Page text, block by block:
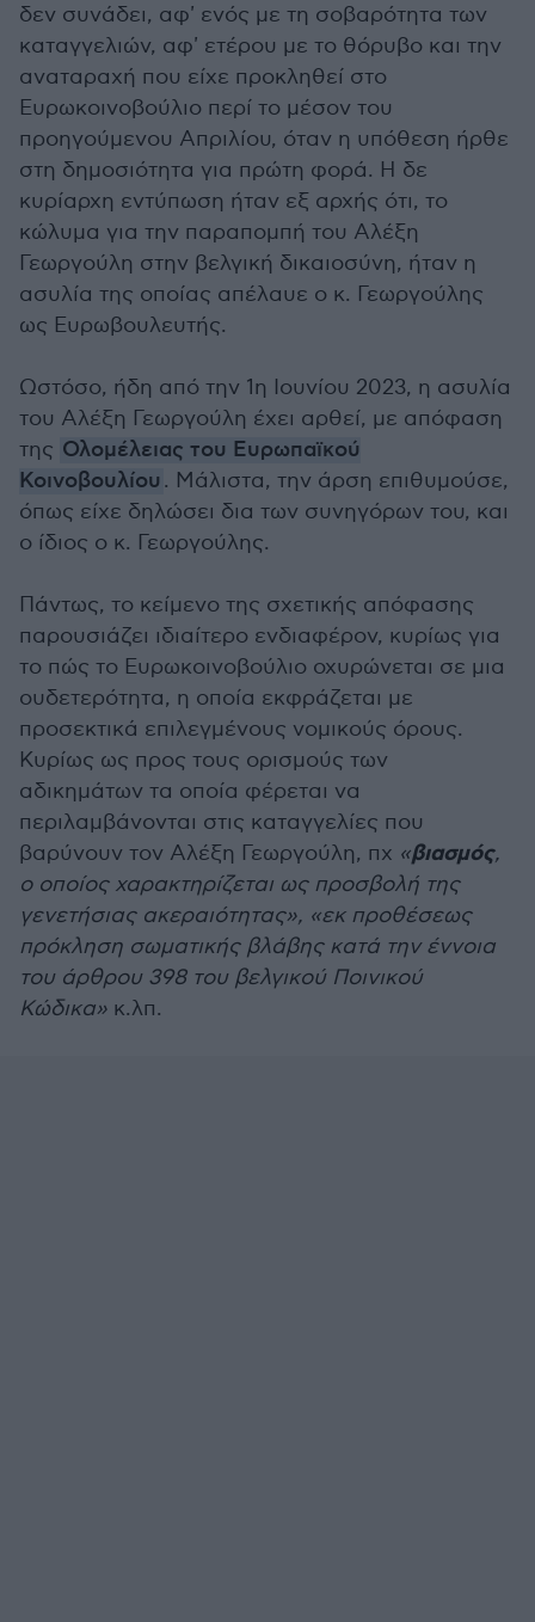
δεν συνάδει, αφ' ενός με τη σοβαρότητα των
καταγγελιών, αφ' ετέρου με το θόρυβο και την
αναταραχή που είχε προκληθεί στο
Ευρωκοινοβούλιο περί το μέσον του
προηγούμενου Απριλίου, όταν η υπόθεση ήρθε
στη δημοσιότητα για πρώτη φορά. Η δε
κυρίαρχη εντύπωση ήταν εξ αρχής ότι, το
κώλυμα για την παραπομπή του Αλέξη
Γεωργούλη στην βελγική δικαιοσύνη, ήταν η
ασυλία της οποίας απέλαυε ο κ. Γεωργούλης
ως Ευρωβουλευτής.
Ωστόσο, ήδη από την 1η Ιουνίου 2023, η ασυλία
του Αλέξη Γεωργούλη έχει αρθεί, με απόφαση
της Ολομέλειας του Ευρωπαϊκού
Κοινοβουλίου . Μάλιστα, την άρση επιθυμούσε,
όπως είχε δηλώσει δια των συνηγόρων του, και
ο ίδιος ο κ. Γεωργούλης.
Πάντως, το κείμενο της σχετικής απόφασης
παρουσιάζει ιδιαίτερο ενδιαφέρον, κυρίως για
το πώς το Ευρωκοινοβούλιο οχυρώνεται σε μια
ουδετερότητα, η οποία εκφράζεται με
προσεκτικά επιλεγμένους νομικούς όρους.
Κυρίως ως προς τους ορισμούς των
αδικημάτων τα οποία φέρεται να
περιλαμβάνονται στις καταγγελίες που
βαρύνουν τον Αλέξη Γεωργούλη, πχ «βιασμός,
ο οποίος χαρακτηρίζεται ως προσβολή της
γενετήσιας ακεραιότητας», «εκ προθέσεως
πρόκληση σωματικής βλάβης κατά την έννοια
του άρθρου 398 του βελγικού Ποινικού
Κώδικα» κ.λπ.